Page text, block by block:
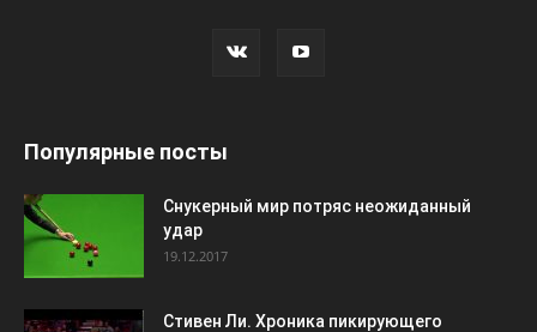
Популярные посты
Снукерный мир потряс неожиданный
удар
19.12.2017
Стивен Ли. Хроника пикирующего